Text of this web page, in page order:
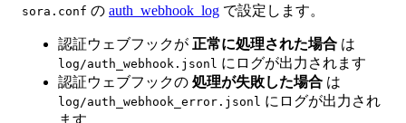
sora.conf の auth_webhook_log で設定します。
認証ウェブフックが 正常に処理された場合 は
log/auth_webhook.jsonl にログが出力されます
認証ウェブフックの 処理が失敗した場合 は
log/auth_webhook_error.jsonl にログが出力され
ます